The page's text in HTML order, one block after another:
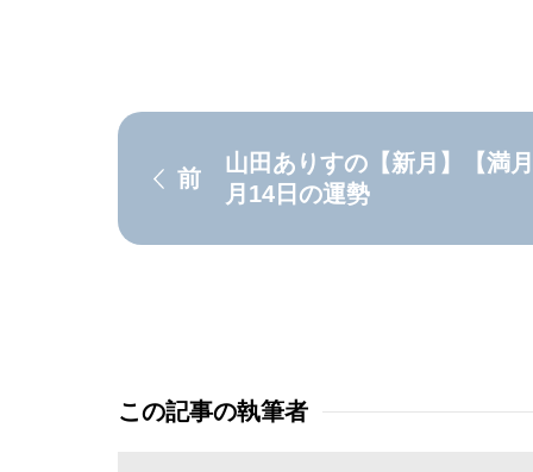
前
山田ありすの【新月】【満
月14日の運勢
この記事の執筆者